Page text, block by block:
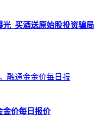
_买酒送原始股投资骗局
金价每日报价